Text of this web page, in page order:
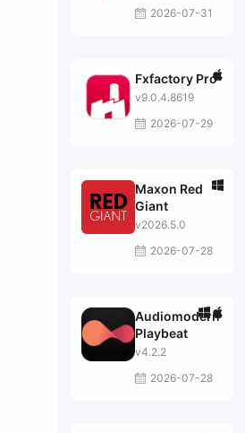
2026-07-31
Fxfactory Pro
v9.0.4.8619
2026-07-29
Maxon Red
Giant
v2026.5.0
2026-07-28
Audiomodern
Playbeat
v4.2.2
2026-07-28